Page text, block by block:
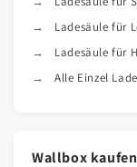
Ladesäule für
Ladesäule für
Alle Einzel
Wallbox